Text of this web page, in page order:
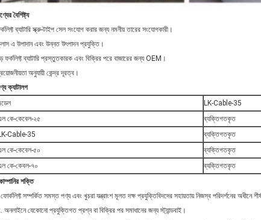
বৈশিষ্ট্য
ব্যাটারি স্ক্রু-টাইপ সেল সংযোগ করার জন্য নমনীয় তারের সংযোগকারী।
এ উপাদান এবং উন্নত উৎপাদন প্রযুক্তি।
ফর্কলিফ্ট ব্যাটারি প্রস্তুতকারক এবং বিক্রির পরে বাজারের জন্য OEM।
অনুযায়ী কেন্দ্র দূরত্ব।
ক্যাটালগ
LK-Cable-35
কে-কেবেল-২৫
ব্যক্তিগতকৃত
Cable-35
ব্যক্তিগতকৃত
কে-কেবেল-৫০
ব্যক্তিগতকৃত
কে-কেবল-৭০
ব্যক্তিগতকৃত
শক্তি
সম্পর্কিত সমস্ত পণ্য এবং খুচরা যন্ত্রাংশ মূলত দক্ষ প্রযুক্তিবিদদের সহায়তায় নিজস্ব পরিদর্শনের অধীনে শীর্ষ
অনলাইনে যেকোনো প্রযুক্তিগত প্রশ্ন বা বিক্রির পর সমাধানের জন্য স্ট্যান্ডবাই।